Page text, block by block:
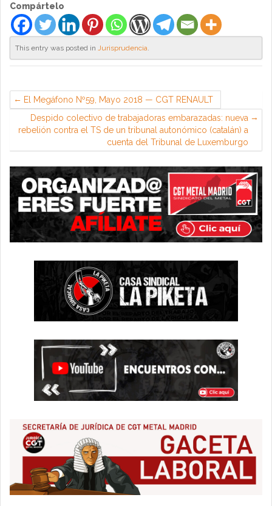
Compártelo
This entry was posted in Jurisprudencia.
El Megáfono Nº59, Mayo 2018 — CGT RENAULT
Despido colectivo de trabajadoras embarazadas: nueva
rebelión contra el TS de un tribunal autonómico (catalán) a
cuenta del Tribunal de Luxemburgo